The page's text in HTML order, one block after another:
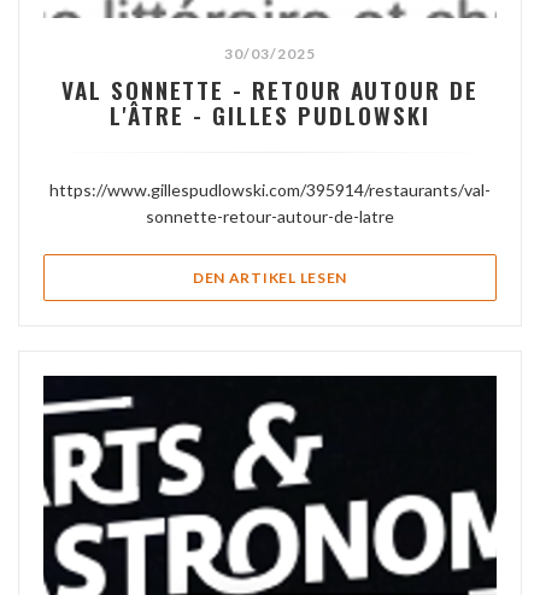
30/03/2025
VAL SONNETTE - RETOUR AUTOUR DE
L'ÂTRE - GILLES PUDLOWSKI
https://www.gillespudlowski.com/395914/restaurants/val-
sonnette-retour-autour-de-latre
DEN ARTIKEL LESEN